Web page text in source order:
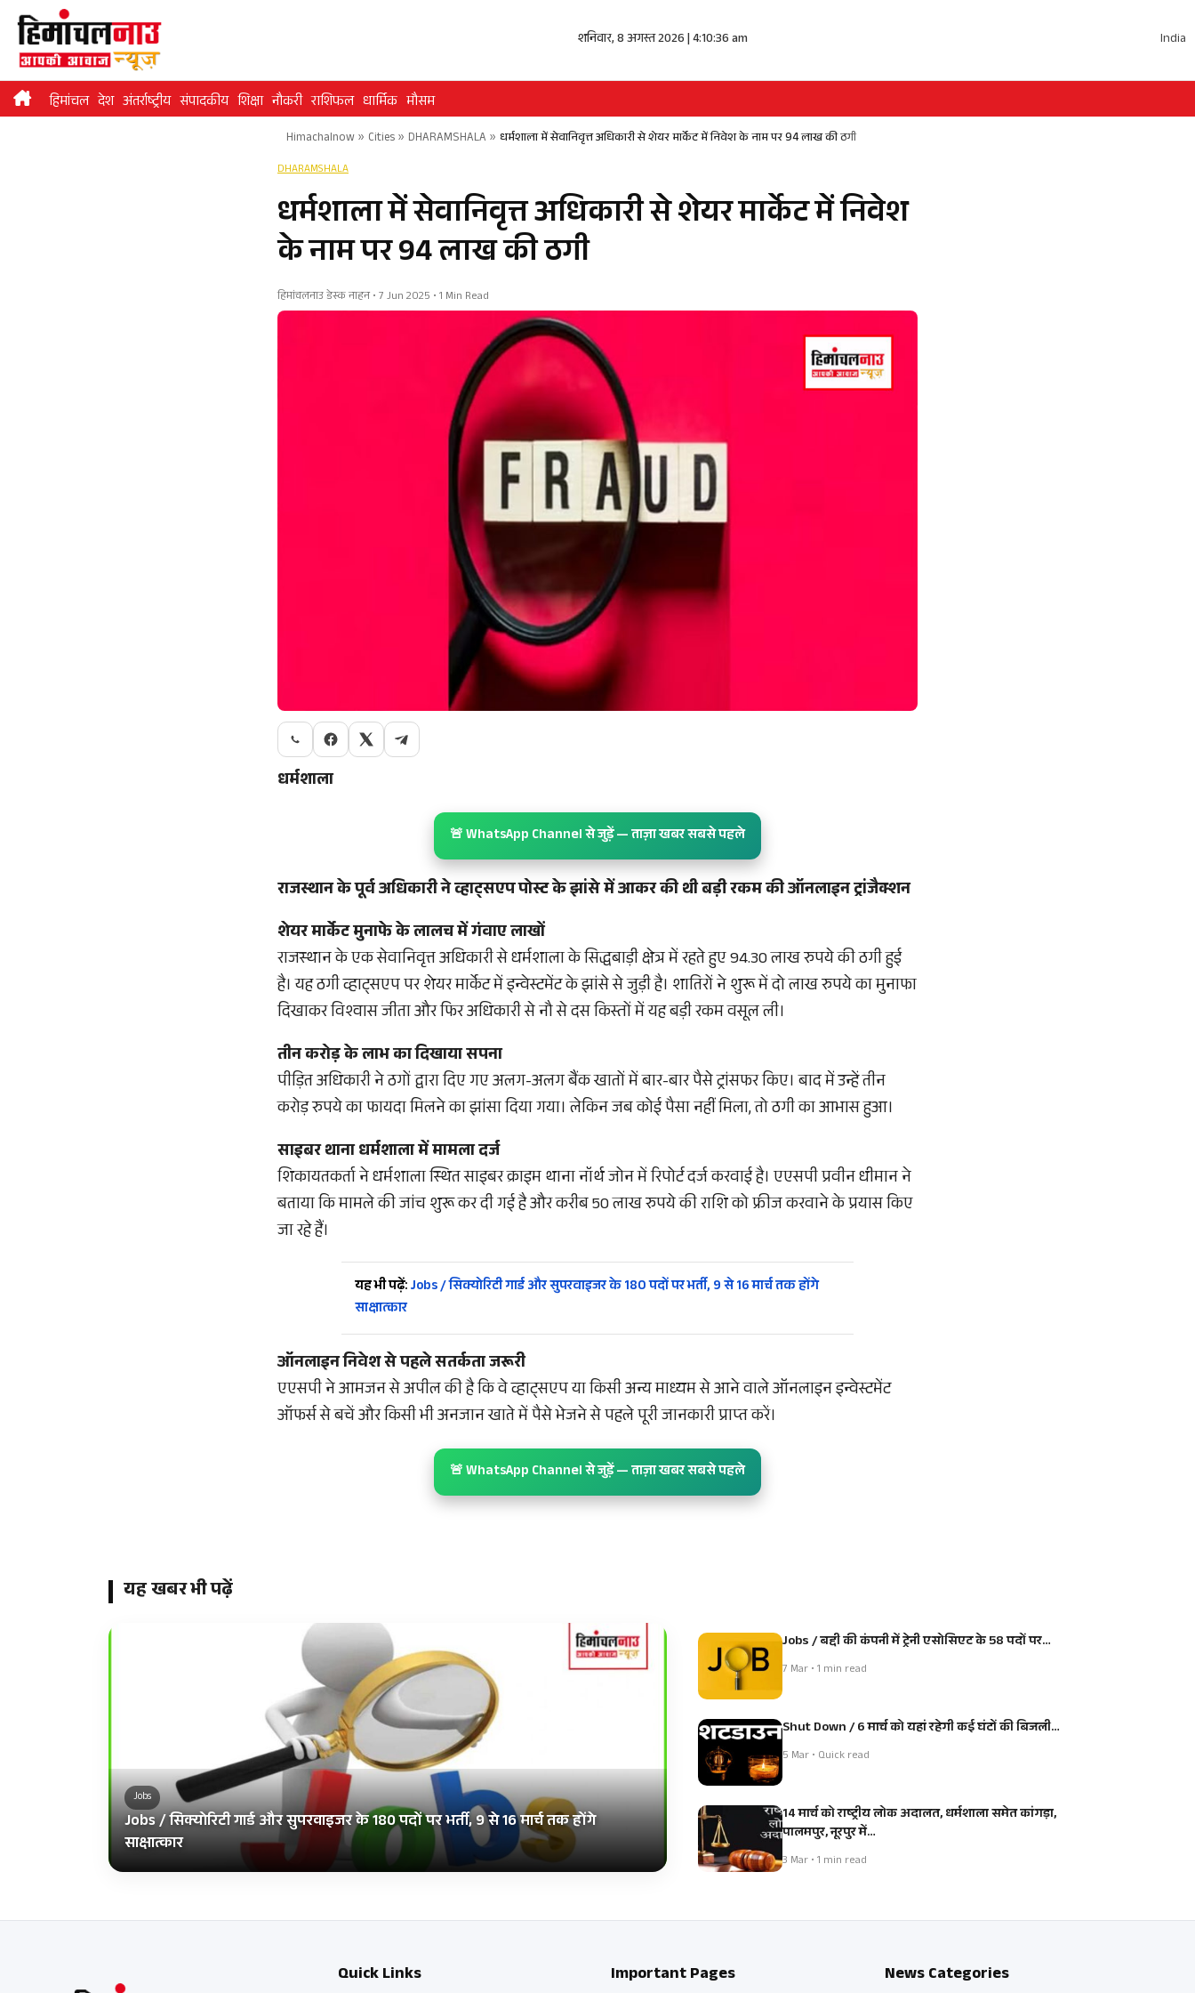
Skip
content
शनिवार, 8 अगस्त 2026 | 4:10:36 am India
हिमांचल देश अंतर्राष्ट्रीय संपादकीय शिक्षा नौकरी राशिफल धार्मिक मौसम
Himachalnow» Cities» DHARAMSHALA » धर्मशाला में सेवानिवृत्त अधिकारी से शेयर मार्केट में निवेश के नाम पर 94 लाख की ठगी
DHARAMSHALA
धर्मशाला में सेवानिवृत्त अधिकारी से शेयर मार्केट में निवेश
के नाम पर 94 लाख की ठगी
हिमांचलनाउ डेस्क नाहन • 7 Jun 2025 • 1 Min Read
धर्मशाला
🚨 WhatsApp Channel से जुड़ें — ताज़ा खबर सबसे पहले
राजस्थान के पूर्व अधिकारी ने व्हाट्सएप पोस्ट के झांसे में आकर की थी बड़ी रकम की ऑनलाइन ट्रांजैक्शन
शेयर मार्केट मुनाफे के लालच में गंवाए लाखों
राजस्थान के एक सेवानिवृत्त अधिकारी से धर्मशाला के सिद्धबाड़ी क्षेत्र में रहते हुए 94.30 लाख रुपये की ठगी हुई
है। यह ठगी व्हाट्सएप पर शेयर मार्केट में इन्वेस्टमेंट के झांसे से जुड़ी है। शातिरों ने शुरू में दो लाख रुपये का मुनाफा
दिखाकर विश्वास जीता और फिर अधिकारी से नौ से दस किस्तों में यह बड़ी रकम वसूल ली।
तीन करोड़ के लाभ का दिखाया सपना
पीड़ित अधिकारी ने ठगों द्वारा दिए गए अलग-अलग बैंक खातों में बार-बार पैसे ट्रांसफर किए। बाद में उन्हें तीन
करोड़ रुपये का फायदा मिलने का झांसा दिया गया। लेकिन जब कोई पैसा नहीं मिला, तो ठगी का आभास हुआ।
साइबर थाना धर्मशाला में मामला दर्ज
शिकायतकर्ता ने धर्मशाला स्थित साइबर क्राइम थाना नॉर्थ जोन में रिपोर्ट दर्ज करवाई है। एएसपी प्रवीन धीमान ने
बताया कि मामले की जांच शुरू कर दी गई है और करीब 50 लाख रुपये की राशि को फ्रीज करवाने के प्रयास किए
जा रहे हैं।
यह भी पढ़ें:Jobs / सिक्योरिटी गार्ड और सुपरवाइजर के 180 पदों पर भर्ती, 9 से 16 मार्च तक होंगे
साक्षात्कार
ऑनलाइन निवेश से पहले सतर्कता जरूरी
एएसपी ने आमजन से अपील की है कि वे व्हाट्सएप या किसी अन्य माध्यम से आने वाले ऑनलाइन इन्वेस्टमेंट
ऑफर्स से बचें और किसी भी अनजान खाते में पैसे भेजने से पहले पूरी जानकारी प्राप्त करें।
🚨 WhatsApp Channel से जुड़ें — ताज़ा खबर सबसे पहले
यह खबर भी पढ़ें
Jobs
Jobs / सिक्योरिटी गार्ड और सुपरवाइजर के 180 पदों पर भर्ती, 9 से 16 मार्च तक होंगे
साक्षात्कार
Jobs / बद्दी की कंपनी में ट्रेनी एसोसिएट के 58 पदों पर…
7 Mar • 1 min read
Shut Down / 6 मार्च को यहां रहेगी कई घंटों की बिजली…
5 Mar • Quick read
14 मार्च को राष्ट्रीय लोक अदालत, धर्मशाला समेत कांगड़ा,
पालमपुर, नूरपुर में…
3 Mar • 1 min read
Quick Links Important Pages News Categories